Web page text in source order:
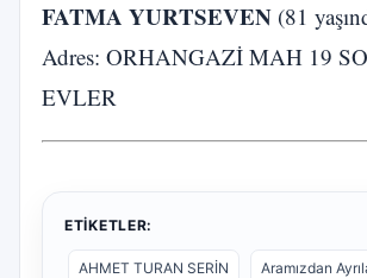
FATMA YURTSEVEN (81
Adres: ORHANGAZİ MAH 19
EVLER
ETIKETLER:
AHMET TURAN SERİN Aramızdan